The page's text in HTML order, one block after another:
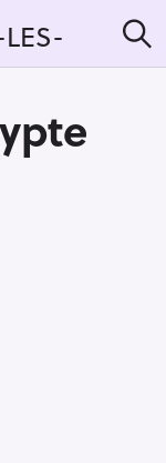
e